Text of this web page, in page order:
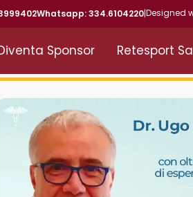
Whatsapp: 334.6104220|Designed
Sponsor
Retesport